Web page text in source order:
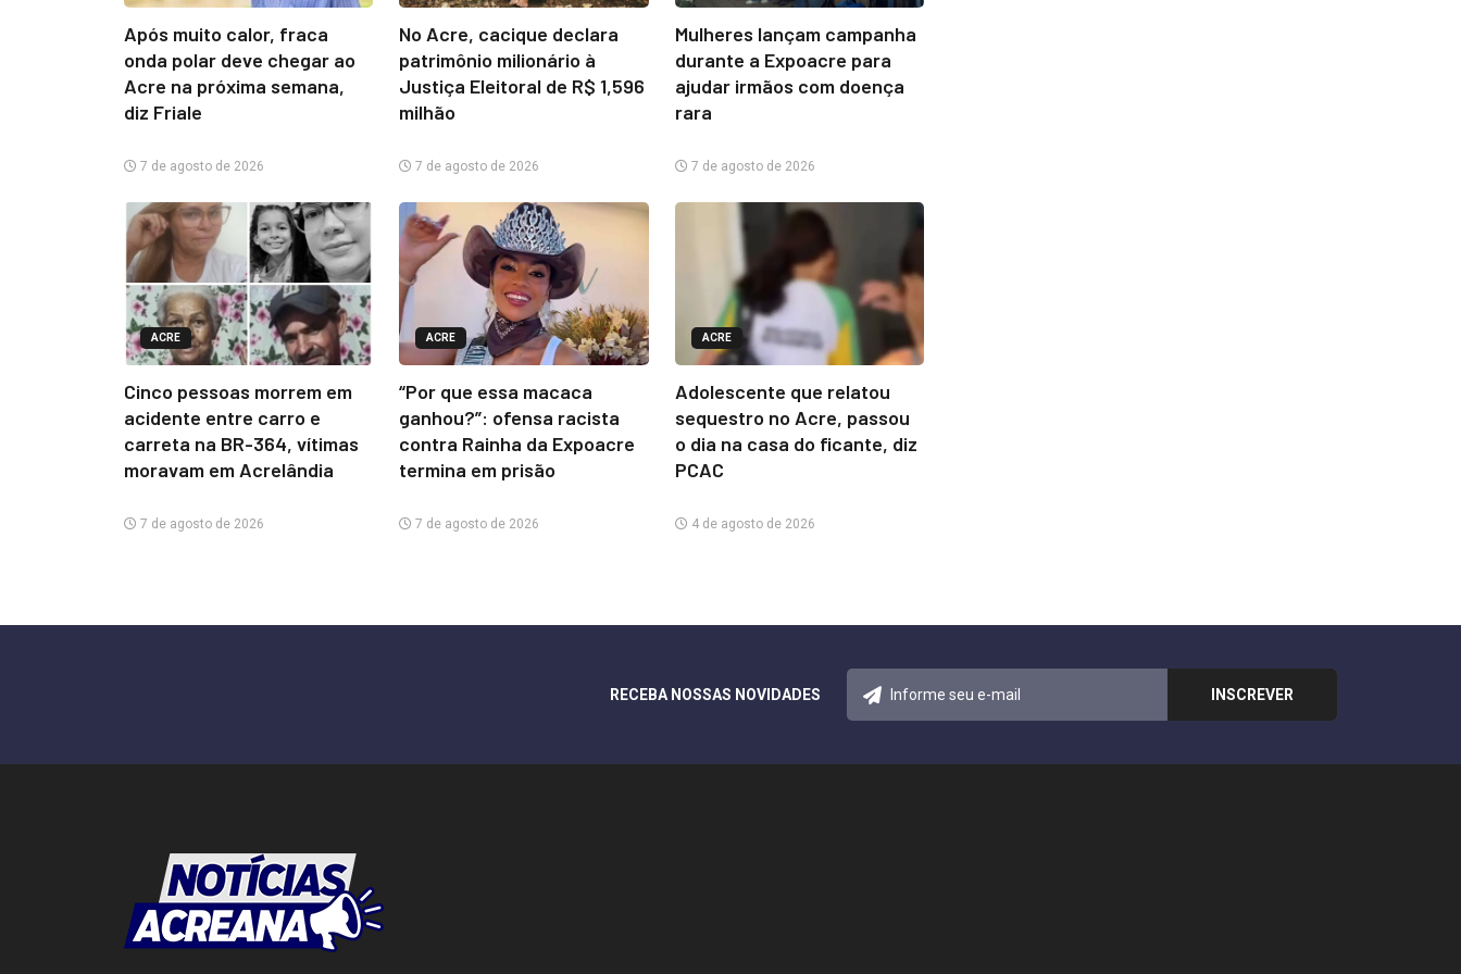
Após muito calor, fraca
onda polar deve chegar ao
Acre na próxima semana,
diz Friale
7 de agosto de 2026
No Acre, cacique declara
patrimônio milionário à
Justiça Eleitoral de R$ 1,596
milhão
7 de agosto de 2026
Mulheres lançam campanha
durante a Expoacre para
ajudar irmãos com doença
rara
7 de agosto de 2026
ACRE
Cinco pessoas morrem em
acidente entre carro e
carreta na BR-364, vítimas
moravam em Acrelândia
7 de agosto de 2026
ACRE
“Por que essa macaca
ganhou?”: ofensa racista
contra Rainha da Expoacre
termina em prisão
7 de agosto de 2026
ACRE
Adolescente que relatou
sequestro no Acre, passou
o dia na casa do ficante, diz
PCAC
4 de agosto de 2026
RECEBA NOSSAS NOVIDADES